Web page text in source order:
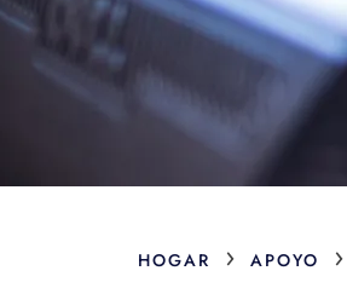
HOGAR › APOYO ›